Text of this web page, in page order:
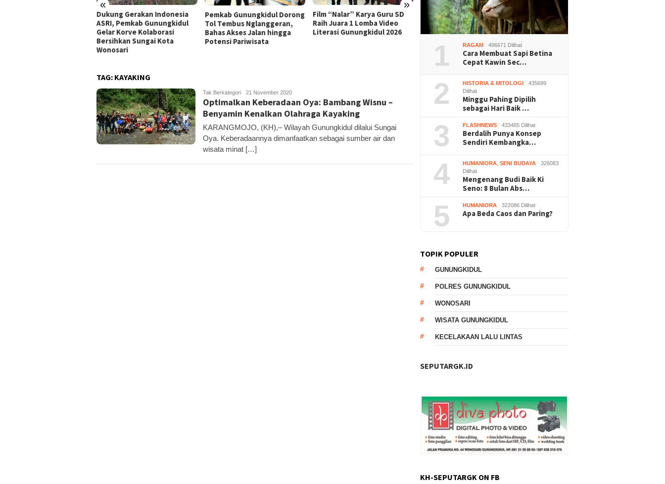
« »
Dukung Gerakan Indonesia
ASRI, Pemkab Gunungkidul
Gelar Korve Kolaborasi
Bersihkan Sungai Kota
Wonosari
Pemkab Gunungkidul Dorong
Tol Tembus Nglanggeran,
Bahas Akses Jalan hingga
Potensi Pariwisata
Film “Nalar” Karya Guru SD
Raih Juara 1 Lomba Video
Literasi Gunungkidul 2026
Kerja Buruh Bangunan Sepi,
Roni Banting Stir Tanam
Melon Untung Rp40 Juta
Sekali Panen
Praperadilan Raudi Akmal
Dikabulkan, Status
Tersangka Gugur
TAG: KAYAKING
Tak Berkategori Kandar
21 November 2020
Optimalkan Keberadaan Oya: Bambang Wisnu –
Benyamin Kenalkan Olahraga Kayaking
KARANGMOJO, (KH),– Wilayah Gunungkidul dilalui Sungai
Oya. Keberadaannya dimanfaatkan sebagai sumber air dan
wisata minat […]
1 RAGAM 496671 Dilihat
Cara Membuat Sapi Betina
Cepat Kawin Sec…
2 HISTORIA & MITOLOGI
435699
Dilihat
Minggu Pahing Dipilih
sebagai Hari Baik …
3 FLASHNEWS 433465 Dilihat
Berdalih Punya Konsep
Sendiri Kembangka…
4 HUMANIORA ,SENI BUDAYA
326083
Dilihat
Mengenang Budi Baik Ki
Seno: 8 Bulan Abs…
5 HUMANIORA 322086 Dilihat
Apa Beda Caos dan Paring?
TOPIK POPULER
GUNUNGKIDUL
POLRES GUNUNGKIDUL
WONOSARI
WISATA GUNUNGKIDUL
KECELAKAAN LALU LINTAS
SEPUTARGK.ID
KH-SEPUTARGK ON FB